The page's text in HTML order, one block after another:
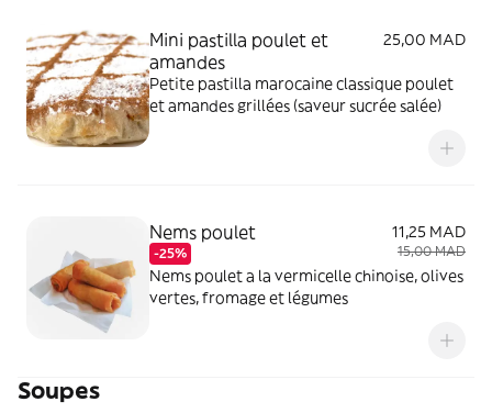
Mini pastilla poulet et
amandes
25,00 MAD
Petite pastilla marocaine classique poulet
et amandes grillées (saveur sucrée salée)
Nems poulet
-25%
11,25 MAD
15,00 MAD
Nems poulet a la vermicelle chinoise, olives
vertes, fromage et légumes
Soupes